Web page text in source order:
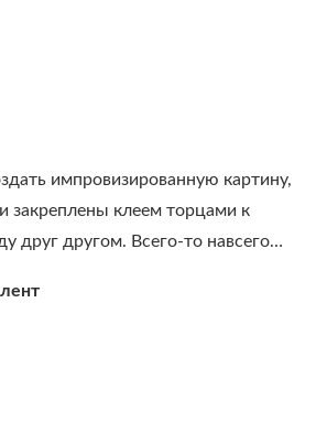
импровизированную картину,
закреплены клеем торцами к
друг другом. Всего-то навсего…